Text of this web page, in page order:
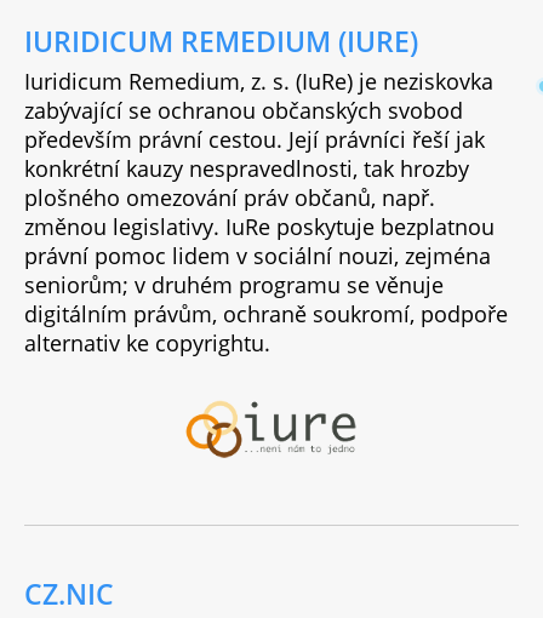
IURIDICUM REMEDIUM (IURE)
Iuridicum Remedium, z. s. (IuRe) je neziskovka
zabývající se ochranou občanských svobod
především právní cestou. Její právníci řeší jak
konkrétní kauzy nespravedlnosti, tak hrozby
plošného omezování práv občanů, např.
změnou legislativy. IuRe poskytuje bezplatnou
právní pomoc lidem v sociální nouzi, zejména
seniorům; v druhém programu se věnuje
digitálním právům, ochraně soukromí, podpoře
alternativ ke copyrightu.
CZ.NIC